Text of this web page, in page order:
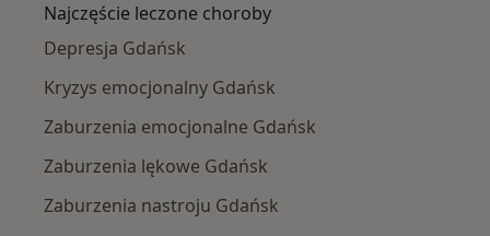
Najczęście leczone choroby
Depresja Gdańsk
Kryzys emocjonalny Gdańsk
Zaburzenia emocjonalne Gdańsk
Zaburzenia lękowe Gdańsk
Zaburzenia nastroju Gdańsk